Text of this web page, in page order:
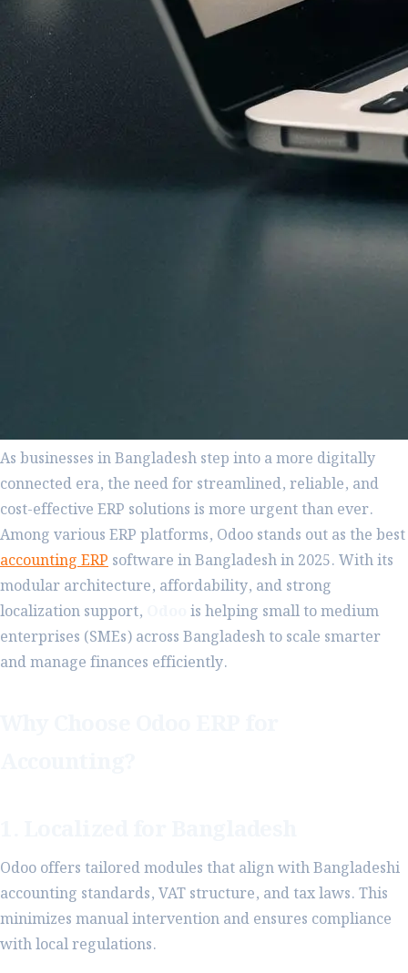
As businesses in Bangladesh step into a more digitally
connected era, the need for streamlined, reliable, and
cost-effective ERP solutions is more urgent than ever.
Among various ERP platforms, Odoo stands out as the best
accounting ERP software in Bangladesh in 2025. With its
modular architecture, affordability, and strong
localization support,
is helping small to medium
enterprises (SMEs) across Bangladesh to scale smarter
and manage finances efficiently.
Odoo offers tailored modules that align with Bangladeshi
accounting standards, VAT structure, and tax laws. This
minimizes manual intervention and ensures compliance
with local regulations.